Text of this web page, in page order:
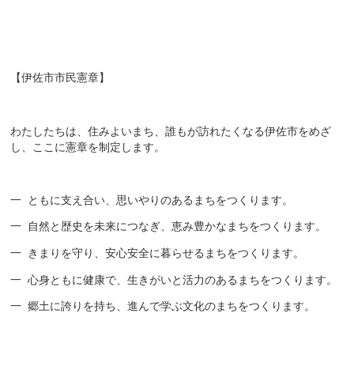
【伊佐市市民憲章】
わたしたちは、住みよいまち、誰もが訪れたくなる伊佐市をめざ
し、ここに憲章を制定します。
一 ともに支え合い、思いやりのあるまちをつくります。
一 自然と歴史を未来につなぎ、恵み豊かなまちをつくります。
一 きまりを守り、安心安全に暮らせるまちをつくります。
一 心身ともに健康で、生きがいと活力のあるまちをつくります。
一 郷土に誇りを持ち、進んで学ぶ文化のまちをつくります。